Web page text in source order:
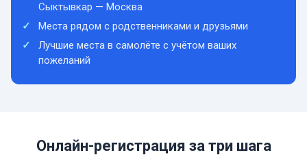
Сыктывкар — Москва
Места рядом с родственниками и друзьями
Лучшие места в самолёте с учётом ваших
пожеланий
Онлайн-регистрация за три шага